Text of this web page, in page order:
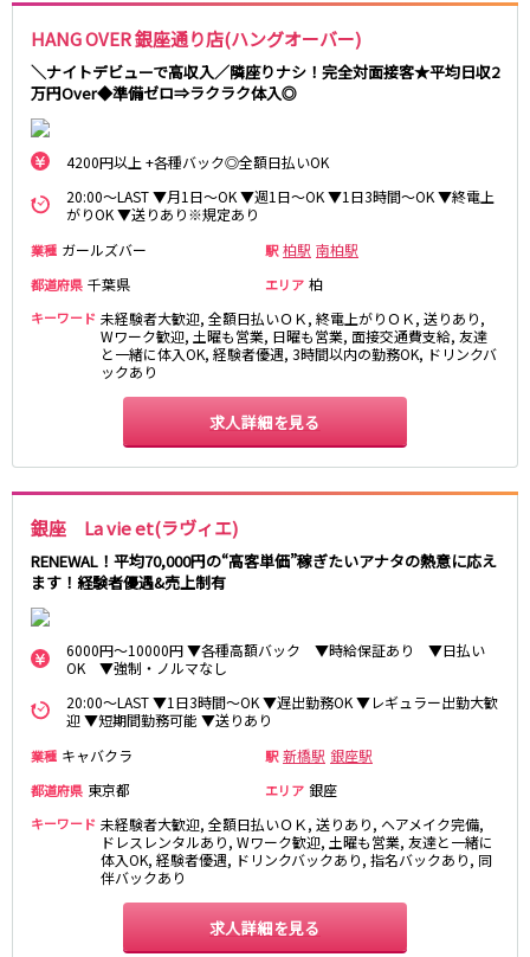
HANG OVER 銀座通り店(ハングオーバー)
＼ナイトデビューで高収入／隣座りナシ！完全対面接客★平均日収2
万円Over◆準備ゼロ⇒ラクラク体入◎
4200円以上 +各種バック◎全額日払いOK
20:00～LAST ▼月1日～OK ▼週1日～OK ▼1日3時間～OK ▼終電上
がりOK ▼送りあり※規定あり
業種 ガールズバー 駅 柏駅 南柏駅
都道府県 千葉県 エリア 柏
キーワード 未経験者大歓迎, 全額日払いＯＫ, 終電上がりＯＫ, 送りあり,
Wワーク歓迎, 土曜も営業, 日曜も営業, 面接交通費支給, 友達
と一緒に体入OK, 経験者優遇, 3時間以内の勤務OK, ドリンクバ
ックあり
求人詳細を見る
銀座 La vie et(ラヴィエ)
RENEWAL！平均70,000円の“高客単価”稼ぎたいアナタの熱意に応え
ます！経験者優遇&売上制有
6000円～10000円 ▼各種高額バック ▼時給保証あり ▼日払い
OK ▼強制・ノルマなし
20:00～LAST ▼1日3時間～OK ▼遅出勤務OK ▼レギュラー出勤大歓
迎 ▼短期間勤務可能 ▼送りあり
業種 キャバクラ 駅 新橋駅 銀座駅
都道府県 東京都 エリア 銀座
キーワード 未経験者大歓迎, 全額日払いＯＫ, 送りあり, ヘアメイク完備,
ドレスレンタルあり, Wワーク歓迎, 土曜も営業, 友達と一緒に
体入OK, 経験者優遇, ドリンクバックあり, 指名バックあり, 同
伴バックあり
求人詳細を見る
大和
溝の口
平塚
福富町・伊勢佐木町
横須賀
上大岡・戸塚
新横浜
武蔵小杉
川崎中部
横浜東部
川崎北部
茅ヶ崎
桜木町
横浜西部
小田原・湯河原
綾瀬・海老名・座間
志木
南越谷
川口
浦和・北浦和
久喜
春日部
南浦和
飯能・狭山
深谷
坂戸・東松山
千葉県
柏
市川・浦安
市原・木更津・君津
松戸
八千代台・勝田台
東金・茂原・長生
栃木県
小山
新宿駅
立川駅
吉祥寺駅
神田駅
高円寺駅
荻窪駅
国分寺駅
西荻窪駅
武蔵境駅
水道橋駅
国立駅
豊田駅
西国分寺駅
高尾駅
JR山手線
新橋駅
池袋駅
上野駅
神田駅
五反田駅
駒込駅
高田馬場駅
巣鴨駅
西日暮里駅
新大久保駅
目黒駅
有楽町駅
目白駅
原宿駅
東京メトロ丸ノ内線
池袋駅
新宿三丁目駅